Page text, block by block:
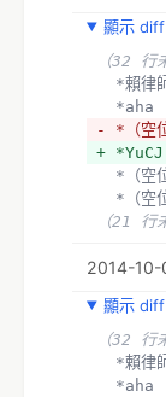
顯示 diff
（32 行
*賴
  *aha
- *（空
+ *YuCJ
*（空
*（空
（21 行
2014-
顯示 diff
（32 行
*賴
  *aha